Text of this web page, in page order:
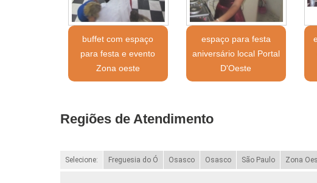
buffet com espaço
para festa e evento
Zona oeste
espaço para festa
aniversário local Portal
D'Oeste
Regiões de Atendimento
Selecione: Freguesia do Ó Osasco Osasco São Paulo Zona